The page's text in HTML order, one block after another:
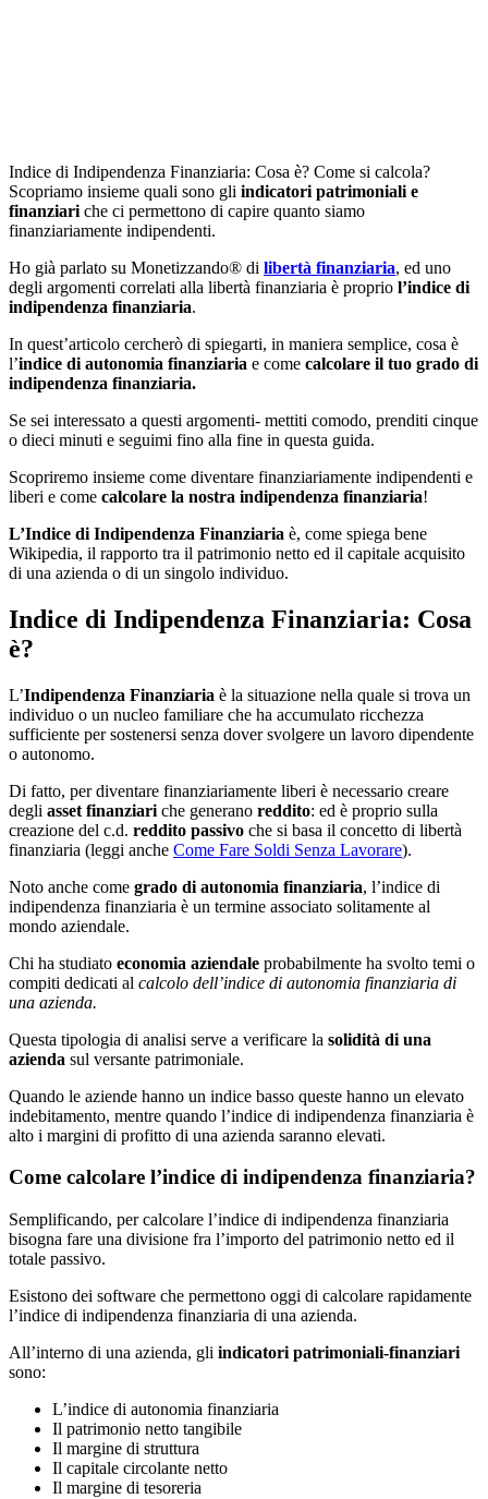
Indice di Indipendenza Finanziaria: Cosa è? Come si calcola?
Scopriamo insieme quali sono gli indicatori patrimoniali e
finanziari che ci permettono di capire quanto siamo
finanziariamente indipendenti.
Ho già parlato su Monetizzando® di libertà finanziaria, ed uno
degli argomenti correlati alla libertà finanziaria è proprio l’indice di
indipendenza finanziaria.
In quest’articolo cercherò di spiegarti, in maniera semplice, cosa è
l’indice di autonomia finanziaria e come calcolare il tuo grado di
indipendenza finanziaria.
Se sei interessato a questi argomenti- mettiti comodo, prenditi cinque
o dieci minuti e seguimi fino alla fine in questa guida.
Scopriremo insieme come diventare finanziariamente indipendenti e
liberi e come calcolare la nostra indipendenza finanziaria!
L’Indice di Indipendenza Finanziaria è, come spiega bene
Wikipedia, il rapporto tra il patrimonio netto ed il capitale acquisito
di una azienda o di un singolo individuo.
Indice di Indipendenza Finanziaria: Cosa
è?
L’Indipendenza Finanziaria è la situazione nella quale si trova un
individuo o un nucleo familiare che ha accumulato ricchezza
sufficiente per sostenersi senza dover svolgere un lavoro dipendente
o autonomo.
Di fatto, per diventare finanziariamente liberi è necessario creare
degli asset finanziari che generano reddito: ed è proprio sulla
creazione del c.d. reddito passivo che si basa il concetto di libertà
finanziaria (leggi anche Come Fare Soldi Senza Lavorare).
Noto anche come grado di autonomia finanziaria, l’indice di
indipendenza finanziaria è un termine associato solitamente al
mondo aziendale.
Chi ha studiato economia aziendale probabilmente ha svolto temi o
compiti dedicati al calcolo dell’indice di autonomia finanziaria di
una azienda.
Questa tipologia di analisi serve a verificare la solidità di una
azienda sul versante patrimoniale.
Quando le aziende hanno un indice basso queste hanno un elevato
indebitamento, mentre quando l’indice di indipendenza finanziaria è
alto i margini di profitto di una azienda saranno elevati.
Come calcolare l’indice di indipendenza finanziaria?
Semplificando, per calcolare l’indice di indipendenza finanziaria
bisogna fare una divisione fra l’importo del patrimonio netto ed il
totale passivo.
Esistono dei software che permettono oggi di calcolare rapidamente
l’indice di indipendenza finanziaria di una azienda.
All’interno di una azienda, gli indicatori patrimoniali-finanziari
sono:
L’indice di autonomia finanziaria
Il patrimonio netto tangibile
Il margine di struttura
Il capitale circolante netto
Il margine di tesoreria